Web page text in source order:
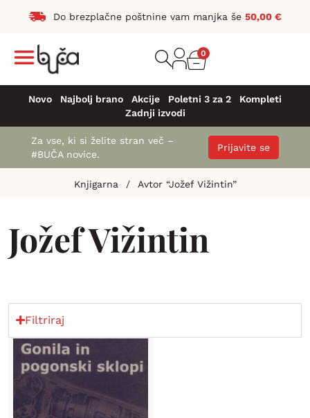
Do brezplačne poštnine vam manjka še 50,00 €
0
Novo Najbolj brano Akcije Poletni 3 za 2
Kompleti
Zadnji izvodi
Za vse, ki si želite stran več –
#BUČA novice.
Prijavite se
Knjigarna / Avtor “Jožef Vižintin”
Jožef Vižintin
Filtriraj